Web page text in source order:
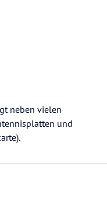
neben vielen
und